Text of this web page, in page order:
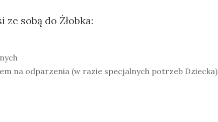
sobą do Żłobka:
na odparzenia (w razie specjalnych potrzeb Dziecka)